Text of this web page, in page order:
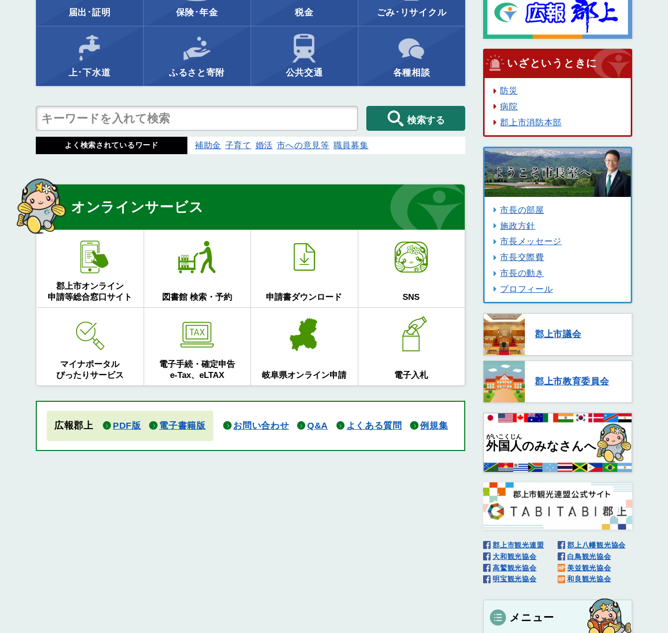
届出･証明 保険･年金 税金 ごみ･リサイクル
上･下水道 ふるさと寄附 公共交通 各種相談
検索する
よく検索されているワード 補助金 子育て 婚活 市への意見等 職員募集
オンラインサービス
郡上市オンライン
申請等総合窓口サイト
図書館 検索・予約 申請書ダウンロード SNS
マイナポータル
ぴったりサービス
電子手続・確定申告
e-Tax、eLTAX
岐阜県オンライン申請 電子入札
広報郡上 PDF版 電子書籍版 お問い合わせ Q&A よくある質問 例規集
いざというときに
防災
病院
郡上市消防本部
市長の部屋
施政方針
市長メッセージ
市長交際費
市長の動き
プロフィール
郡上市議会
郡上市教育委員会
外国人
がいこくじん
のみなさんへ
郡上市観光連盟
郡上八幡観光協会
大和観光協会
白鳥観光協会
高鷲観光協会
美並観光協会
明宝観光協会
和良観光協会
メニュー